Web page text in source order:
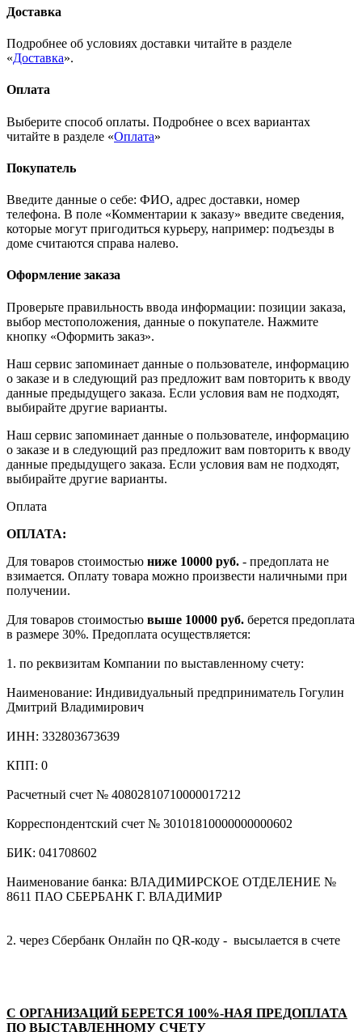
Доставка
Подробнее об условиях доставки читайте в разделе
«Доставка».
Оплата
Выберите способ оплаты. Подробнее о всех вариантах
читайте в разделе «Оплата»
Покупатель
Введите данные о себе: ФИО, адрес доставки, номер
телефона. В поле «Комментарии к заказу» введите сведения,
которые могут пригодиться курьеру, например: подъезды в
доме считаются справа налево.
Оформление заказа
Проверьте правильность ввода информации: позиции заказа,
выбор местоположения, данные о покупателе. Нажмите
кнопку «Оформить заказ».
Наш сервис запоминает данные о пользователе, информацию
о заказе и в следующий раз предложит вам повторить к вводу
данные предыдущего заказа. Если условия вам не подходят,
выбирайте другие варианты.
Наш сервис запоминает данные о пользователе, информацию
о заказе и в следующий раз предложит вам повторить к вводу
данные предыдущего заказа. Если условия вам не подходят,
выбирайте другие варианты.
Оплата
ОПЛАТА:
Для товаров стоимостью ниже 10000 руб. - предоплата не
взимается. Оплату товара можно произвести наличными при
получении.
Для товаров стоимостью выше 10000 руб. берется предоплата
в размере 30%. Предоплата осуществляется:
1. по реквизитам Компании по выставленному счету:
Наименование: Индивидуальный предприниматель Гогулин
Дмитрий Владимирович
ИНН: 332803673639
КПП: 0
Расчетный счет № 40802810710000017212
Корреспондентский счет № 30101810000000000602
БИК: 041708602
Наименование банка: ВЛАДИМИРСКОЕ ОТДЕЛЕНИЕ №
8611 ПАО СБЕРБАНК Г. ВЛАДИМИР
2. через Сбербанк Онлайн по QR-коду - высылается в счете
С ОРГАНИЗАЦИЙ БЕРЕТСЯ 100%-НАЯ ПРЕДОПЛАТА
ПО ВЫСТАВЛЕННОМУ СЧЕТУ